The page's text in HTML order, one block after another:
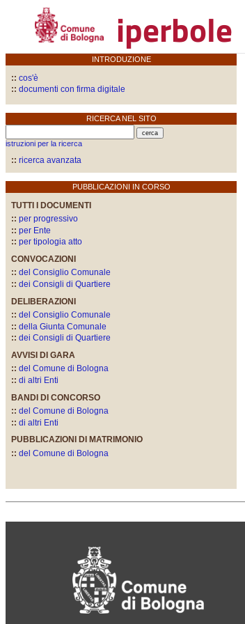
iperbole
INTRODUZIONE
:: cos'è
:: documenti con firma digitale
RICERCA NEL SITO
istruzioni per la ricerca
:: ricerca avanzata
PUBBLICAZIONI IN CORSO
TUTTI I DOCUMENTI
:: per progressivo
:: per Ente
:: per tipologia atto
CONVOCAZIONI
:: del Consiglio Comunale
:: dei Consigli di Quartiere
DELIBERAZIONI
:: del Consiglio Comunale
:: della Giunta Comunale
:: dei Consigli di Quartiere
AVVISI DI GARA
:: del Comune di Bologna
:: di altri Enti
BANDI DI CONCORSO
:: del Comune di Bologna
:: di altri Enti
PUBBLICAZIONI DI MATRIMONIO
:: del Comune di Bologna